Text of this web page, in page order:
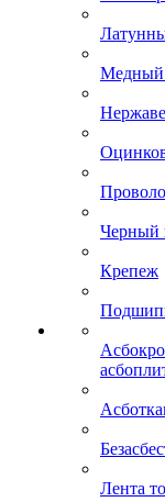
Медный
Черный
Крепеж
Лента